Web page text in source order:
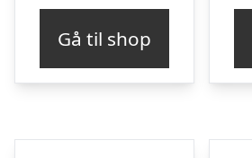
Gå til shop